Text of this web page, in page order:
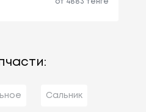
от 4883 тенге
Сальник